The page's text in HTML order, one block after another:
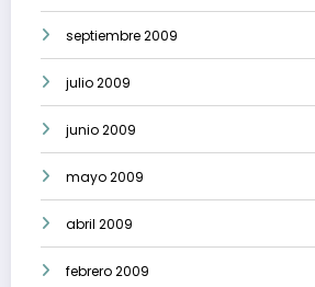
septiembre 2009
julio 2009
junio 2009
mayo 2009
abril 2009
febrero 2009